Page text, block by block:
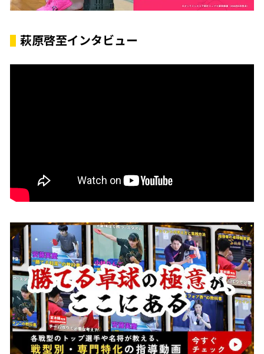
萩原啓至インタビュー